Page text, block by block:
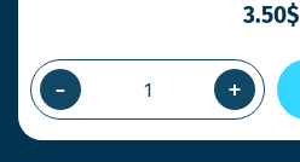
3.50$
- +